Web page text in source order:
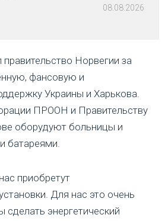
08.08.2026
Норвегии за
фансовую и
Украины и Харькова.
ПРООН и Правительству
оборудуют больницы и
батареями.
приобретут
Для нас это очень
энергетический